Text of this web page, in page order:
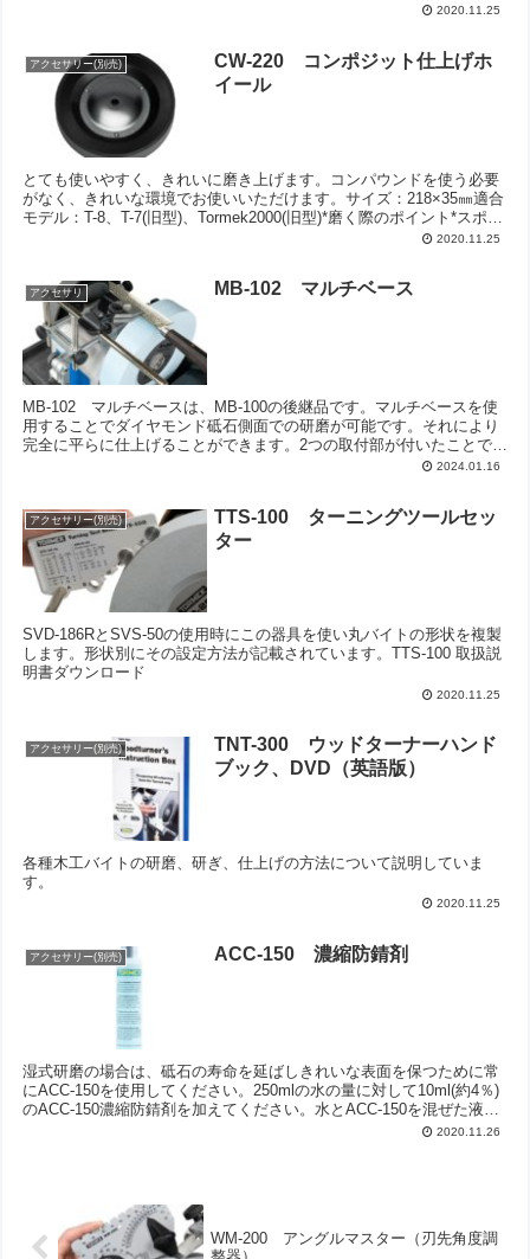
2020.11.25
アクセサリー(別売)
CW-220 コンポジット仕上げホ
イール
とても使いやすく、きれいに磨き上げます。コンパウンドを使う必要
がなく、きれいな環境でお使いいただけます。サイズ：218×35㎜適合
モデル：T-8、T-7(旧型)、Tormek2000(旧型)*磨く際のポイント*スポン
2020.11.25
アクセサリ MB-102 マルチベース
MB-102 マルチベースは、MB-100の後継品です。マルチベースを使
用することでダイヤモンド砥石側面での研磨が可能です。それにより
完全に平らに仕上げることができます。2つの取付部が付いたことで機
2024.01.16
アクセサリー(別売)
TTS-100 ターニングツールセッ
ター
SVD-186RとSVS-50の使用時にこの器具を使い丸バイトの形状を複製
します。形状別にその設定方法が記載されています。TTS-100 取扱説
明書ダウンロード
2020.11.25
アクセサリー(別売)
TNT-300 ウッドターナーハンド
ブック、DVD（英語版）
各種木工バイトの研磨、研ぎ、仕上げの方法について説明していま
す。
2020.11.25
アクセサリー(別売) ACC-150 濃縮防錆剤
湿式研磨の場合は、砥石の寿命を延ばしきれいな表面を保つために常
にACC-150を使用してください。250mlの水の量に対して10ml(約4％)
のACC-150濃縮防錆剤を加えてください。水とACC-150を混ぜた液体
2020.11.26
WM-200 アングルマスター（刃先角度調